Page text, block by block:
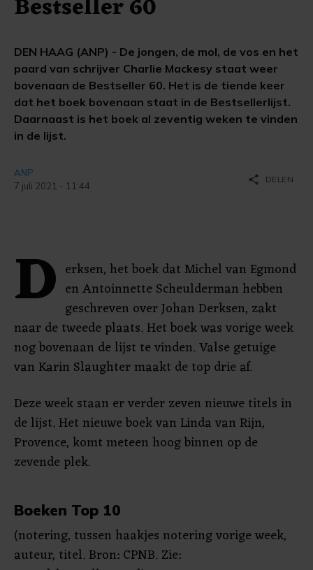
Bestseller 60
DEN HAAG (ANP) - De jongen, de mol, de vos en het
paard van schrijver Charlie Mackesy staat weer
bovenaan de Bestseller 60. Het is de tiende keer
dat het boek bovenaan staat in de Bestsellerlijst.
Daarnaast is het boek al zeventig weken te vinden
in de lijst.
ANP
7 juli 2021 - 11:44
share DELEN
D erksen, het boek dat Michel van Egmond
en Antoinnette Scheulderman hebben
geschreven over Johan Derksen, zakt
naar de tweede plaats. Het boek was vorige week
nog bovenaan de lijst te vinden. Valse getuige
van Karin Slaughter maakt de top drie af.
Deze week staan er verder zeven nieuwe titels in
de lijst. Het nieuwe boek van Linda van Rijn,
Provence, komt meteen hoog binnen op de
zevende plek.
Boeken Top 10
(notering, tussen haakjes notering vorige week,
auteur, titel. Bron: CPNB. Zie: